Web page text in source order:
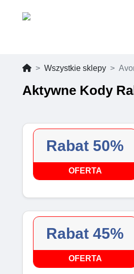
Wszystkie sklepy
Aktywne Kody
Rabat 50%
OFERTA
Rabat 45%
OFERTA